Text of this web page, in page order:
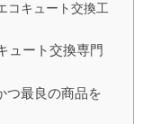
キュート交換工
ュート交換専門
つ最良の商品を